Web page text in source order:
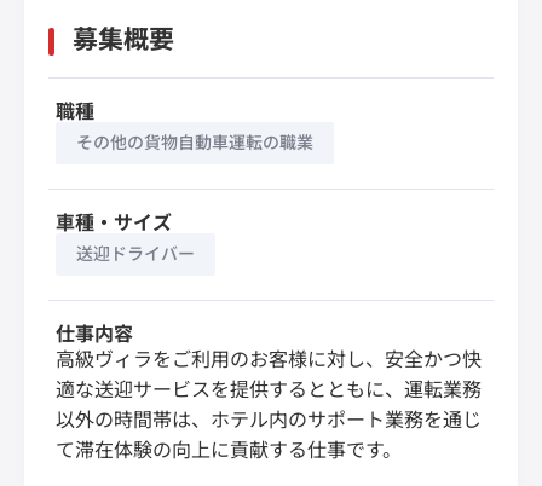
募集概要
職種
その他の貨物自動車運転の職業
車種・サイズ
送迎ドライバー
仕事内容
高級ヴィラをご利用のお客様に対し、安全かつ快
適な送迎サービスを提供するとともに、運転業務
以外の時間帯は、ホテル内のサポート業務を通じ
て滞在体験の向上に貢献する仕事です。